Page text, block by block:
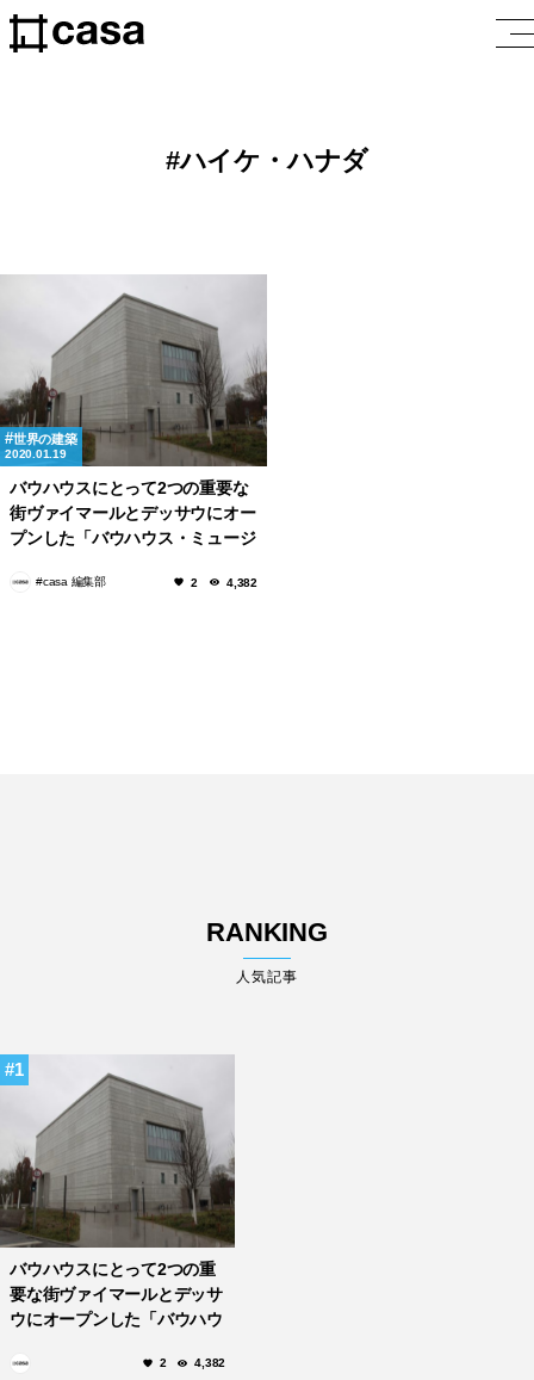
ハイケ・ハナダ
世界の建築
2020.01.19
バウハウスにとって2つの重要な
街ヴァイマールとデッサウにオー
プンした「バウハウス・ミュージ
#casa 編集部 2 4,382
RANKING
人気記事
1
バウハウスにとって2つの重
要な街ヴァイマールとデッサ
ウにオープンした「バウハウ
2 4,382